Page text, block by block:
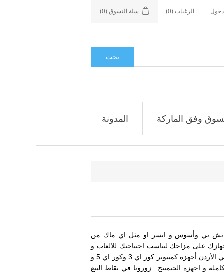
الرغبات (0) سلة التسوق (0)
بحث
وفق الماركة المدونة
واتش بي وأسوس و ايسر او مثل اي ماك من
على مزاجك ليناسب احتياجتك للالعاب و
اجهزة التصميم و الانتاج او استخدام المكتب المتنوعة . تسوق بافضل الاسعار في الأردن أجهزة كمبيوتر كور اي 3 وكور اي 5 و
المتكاملة و اجهزة الجيمينج . زورونا في نقاط البيع